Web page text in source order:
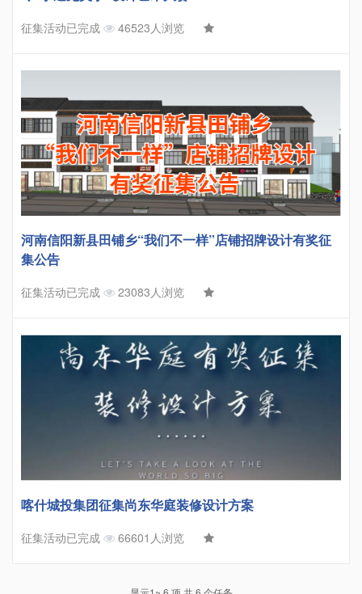
征集活动已完成 46523人浏览
河南信阳新县田铺乡“我们不一样”店铺招牌设计有奖征
集公告
征集活动已完成 23083人浏览
喀什城投集团征集尚东华庭装修设计方案
征集活动已完成 66601人浏览